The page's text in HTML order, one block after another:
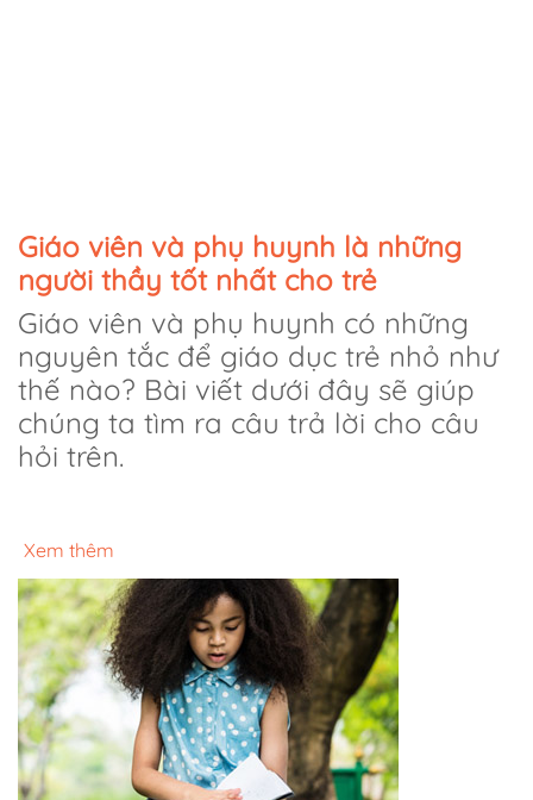
Giáo viên và phụ huynh là những
người thầy tốt nhất cho trẻ
Giáo viên và phụ huynh có những
nguyên tắc để giáo dục trẻ nhỏ như
thế nào? Bài viết dưới đây sẽ giúp
chúng ta tìm ra câu trả lời cho câu
hỏi trên.
Xem thêm